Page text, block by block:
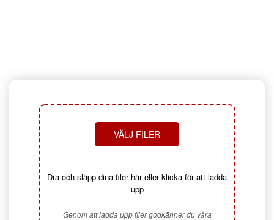
VÄLJ FILER
Dra och släpp dina filer här eller klicka för att ladda
upp
Genom att ladda upp filer godkänner du våra